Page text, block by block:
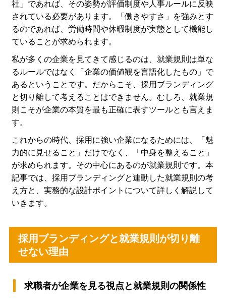
社」であれば、その姿勢が評価制度や人事ルールに反映
されている必要があります。「働きやすさ」を強みとす
るのであれば、労働時間や休暇制度が実態として機能し
ていることが求められます。
私が多くの企業を見てきて感じるのは、就業規則は単な
るルールではなく「企業の価値観を言語化したもの」で
あるということです。だからこそ、採用ブランディング
と切り離して考えることはできません。むしろ、就業規
則こそが企業の本質を最も正確に表すツールとも言えま
す。
これからの時代、採用に強い企業になるためには、「魅
力的に見せること」だけでなく、「中身を整えること」
が求められます。その中心にあるのが就業規則です。本
記事では、採用ブランディングと連動した就業規則の考
え方と、実務的な設計ポイントについて詳しく解説して
いきます。
採用ブランディングと就業規則が切り離
せない理由
求職者が企業を見る視点と就業規則の関係性